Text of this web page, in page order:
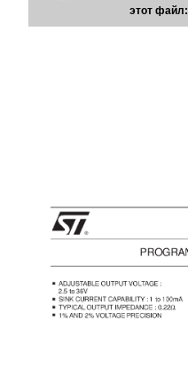
этот файл: